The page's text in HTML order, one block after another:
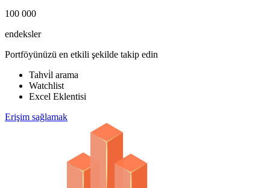
100 000
endeksler
Portföyünüzü en etkili şekilde takip edin
Tahvi̇l arama
Watchlist
Excel Eklentisi
Erişim sağlamak